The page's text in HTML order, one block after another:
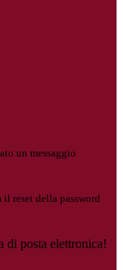
un messaggio
reset della password
di posta elettronica!